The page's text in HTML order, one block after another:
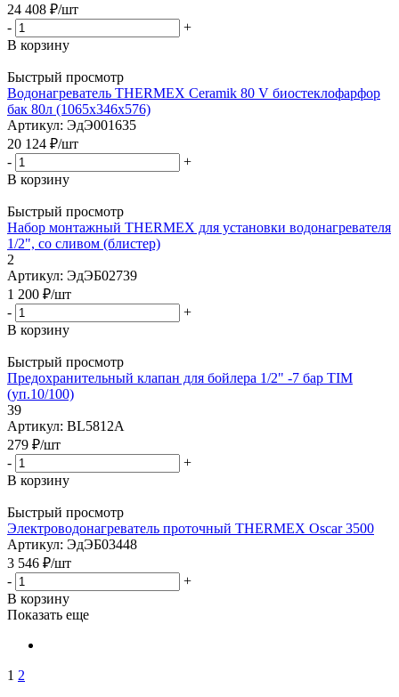
24 408 ₽/шт
-
+
В корзину
Быстрый просмотр
Водонагреватель THERMEX Ceramik 80 V биостеклофарфор
бак 80л (1065х346х576)
Артикул: ЭдЭ001635
20 124 ₽/шт
-
+
В корзину
Быстрый просмотр
Набор монтажный THERMEX для установки водонагревателя
1/2", со сливом (блистер)
2
Артикул: ЭдЭБ02739
1 200 ₽/шт
-
+
В корзину
Быстрый просмотр
Предохранительный клапан для бойлера 1/2" -7 бар TIM
(уп.10/100)
39
Артикул: BL5812A
279 ₽/шт
-
+
В корзину
Быстрый просмотр
Электроводонагреватель проточный THERMEX Oscar 3500
Артикул: ЭдЭБ03448
3 546 ₽/шт
-
+
В корзину
Показать еще
1 2